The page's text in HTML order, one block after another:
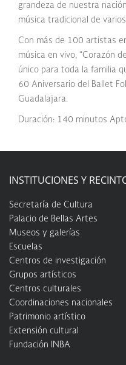
grandeza de nuestra
música tradicional de
Con más de 100 artistas
música en vivo, “Corazón
único para toda la familia
60 Aniversario del Ballet
Guadalajara.
Duración: 140 minutos
INSTITUCIONES Y
Secretaría de Cultura
Palacio de Bellas Artes
Museos y galerías
Escuelas
Centros de investigación
Grupos artísticos
Centros culturales
Coordinaciones nacionales
Patrimonio artístico
Extensión cultural
Fundación INBA